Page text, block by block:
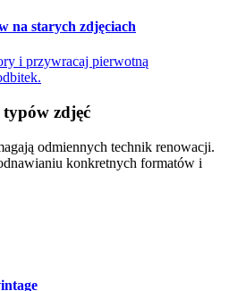
na starych zdjęciach
i przywracaj pierwotną
zdjęć
odmiennych technik renowacji.
konkretnych formatów i